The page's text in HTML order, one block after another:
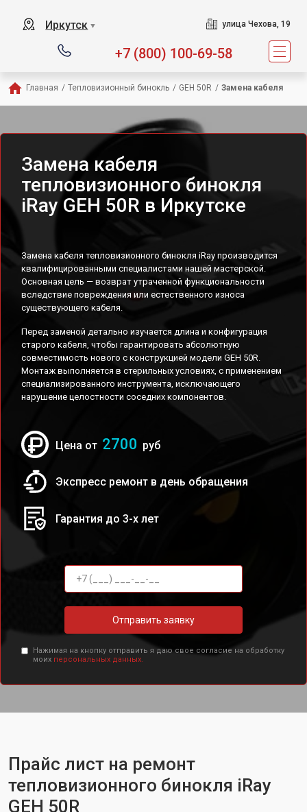
Иркутск ▼ улица Чехова, 19
+7 (800) 100-69-58
Главная / Тепловизионный бинокль / GEH 50R / Замена кабеля
Замена кабеля
тепловизионного бинокля
iRay GEH 50R в Иркутске
Замена кабеля тепловизионного бинокля iRay производится
квалифицированными специалистами нашей мастерской.
Основная цель — возврат утраченной функциональности
вследствие повреждения или естественного износа
существующего кабеля.
Перед заменой детально изучается длина и конфигурация
старого кабеля, чтобы гарантировать абсолютную
совместимость нового с конструкцией модели GEH 50R.
Монтаж выполняется в стерильных условиях, с применением
специализированного инструмента, исключающего
нарушение целостности соседних компонентов.
Цена от 2700 руб
Экспресс ремонт в день обращения
Гарантия до 3-х лет
Отправить заявку
Нажимая на кнопку отправить я даю свое согласие на обработку
моих персональных данных.
Прайс лист на ремонт
тепловизионного бинокля iRay
GEH 50R